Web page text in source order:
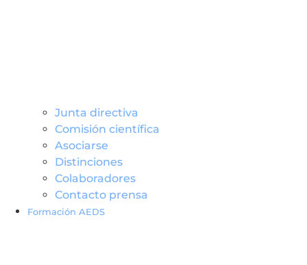
Junta directiva
Comisión científica
Asociarse
Distinciones
Colaboradores
Contacto prensa
Formación AEDS